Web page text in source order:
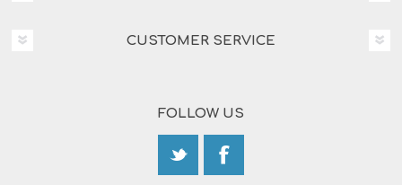
CUSTOMER SERVICE
FOLLOW US